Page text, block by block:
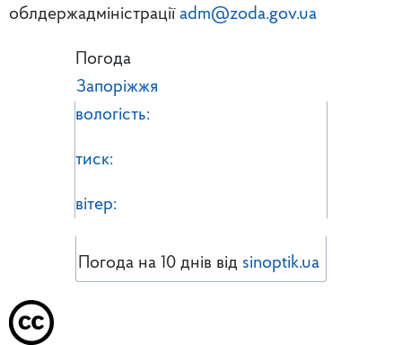
облдержадміністрації adm@zoda.gov.ua
Погода
Запоріжжя
вологість:
тиск:
вітер:
Погода на 10 днів від sinoptik.ua